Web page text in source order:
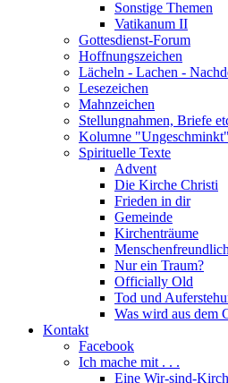
Sonstige Themen
Vatikanum II
Gottesdienst-Forum
Hoffnungszeichen
Lächeln - Lachen -
Lesezeichen
Mahnzeichen
Stellungnahmen, Briefe
Kolumne
Spirituelle Texte
Advent
Die Kirche Christi
Frieden in dir
Gemeinde
Kirchenträume
Nur ein Traum?
Officially Old
Tod und
Was wird aus dem
Kontakt
Facebook
Ich mache mit . . .
Eine Wir-sind-